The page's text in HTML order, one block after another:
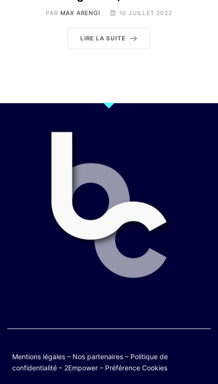
PAR MAX ARENGI 10 JUILLET 2022
LIRE LA SUITE
Mentions légales – Nos partenaires – Politique de
confidentialité – 2Empower – Préférence Cookies